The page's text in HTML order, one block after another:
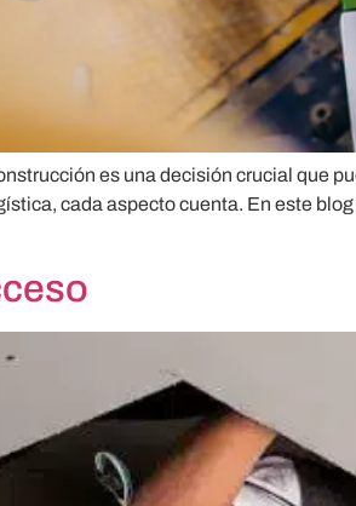
es una decisión crucial que
cada aspecto cuenta. En este